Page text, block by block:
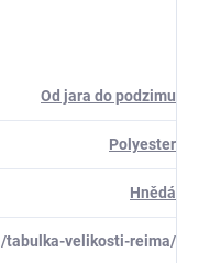
Od jara do podzimu
Polyester
Hnědá
/tabulka-velikosti-reima/